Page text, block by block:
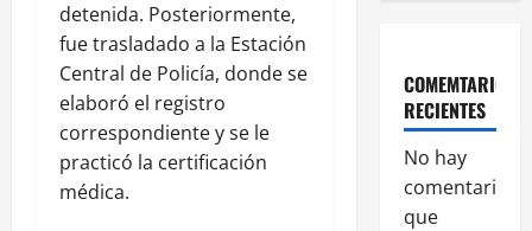
detenida. Posteriormente,
fue trasladado a la Estación
Central de Policía, donde se
elaboró el registro
correspondiente y se le
practicó la certificación
médica.
COMEMTARIOS
RECIENTES
No hay
comentarios
que